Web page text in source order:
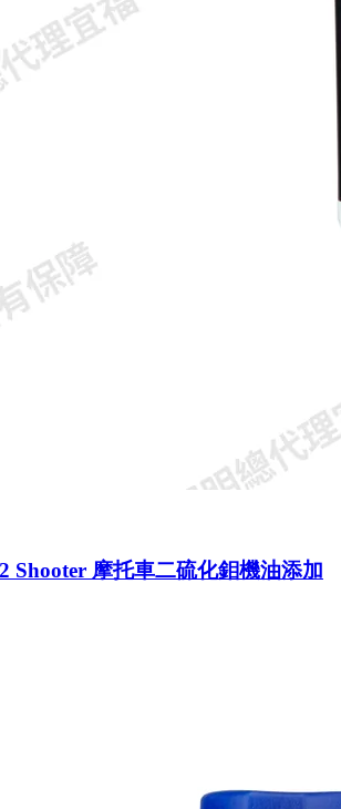
Shooter 摩托車二硫化鉬機油添加